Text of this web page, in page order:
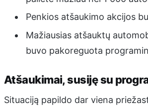
Penkios atšaukimo akcijos
Mažiausias atšauktų
buvo pakoreguota
Atšaukimai, susiję su
Situaciją papildo dar viena